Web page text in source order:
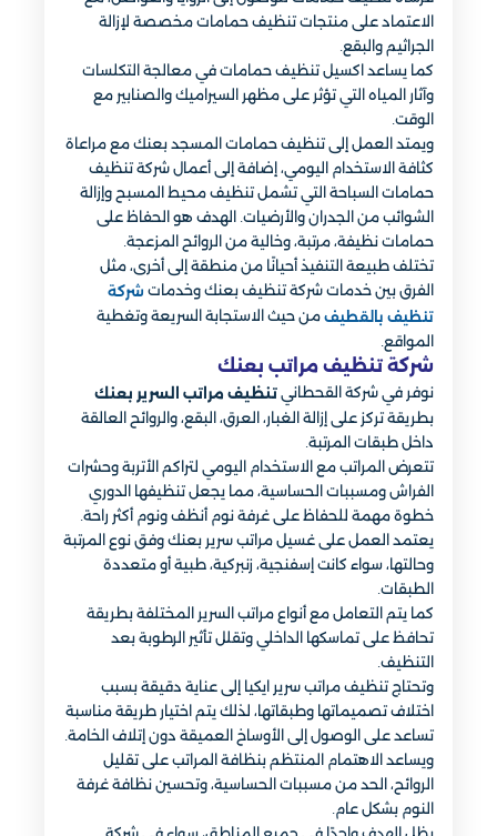
الاعتماد على منتجات تنظيف حمامات مخصصة لإزالة
الجراثيم والبقع.
كما يساعد اكسيل تنظيف حمامات في معالجة التكلسات
وآثار المياه التي تؤثر على مظهر السيراميك والصنابير مع
الوقت.
ويمتد العمل إلى تنظيف حمامات المسجد بعنك مع مراعاة
كثافة الاستخدام اليومي، إضافة إلى أعمال شركة تنظيف
حمامات السباحة التي تشمل تنظيف محيط المسبح وإزالة
الشوائب من الجدران والأرضيات. الهدف هو الحفاظ على
حمامات نظيفة، مرتبة، وخالية من الروائح المزعجة.
تختلف طبيعة التنفيذ أحيانًا من منطقة إلى أخرى، مثل
الفرق بين خدمات شركة تنظيف بعنك وخدمات شركة
تنظيف بالقطيف من حيث الاستجابة السريعة وتغطية
المواقع.
شركة تنظيف مراتب بعنك
نوفر في شركة القحطاني تنظيف مراتب السرير بعنك
بطريقة تركز على إزالة الغبار، العرق، البقع، والروائح العالقة
داخل طبقات المرتبة.
تتعرض المراتب مع الاستخدام اليومي لتراكم الأتربة وحشرات
الفراش ومسببات الحساسية، مما يجعل تنظيفها الدوري
خطوة مهمة للحفاظ على غرفة نوم أنظف ونوم أكثر راحة.
يعتمد العمل على غسيل مراتب سرير بعنك وفق نوع المرتبة
وحالتها، سواء كانت إسفنجية، زنبركية، طبية أو متعددة
الطبقات.
كما يتم التعامل مع أنواع مراتب السرير المختلفة بطريقة
تحافظ على تماسكها الداخلي وتقلل تأثير الرطوبة بعد
التنظيف.
وتحتاج تنظيف مراتب سرير ايكيا إلى عناية دقيقة بسبب
اختلاف تصميماتها وطبقاتها، لذلك يتم اختيار طريقة مناسبة
تساعد على الوصول إلى الأوساخ العميقة دون إتلاف الخامة.
ويساعد الاهتمام المنتظم بنظافة المراتب على تقليل
الروائح، الحد من مسببات الحساسية، وتحسين نظافة غرفة
النوم بشكل عام.